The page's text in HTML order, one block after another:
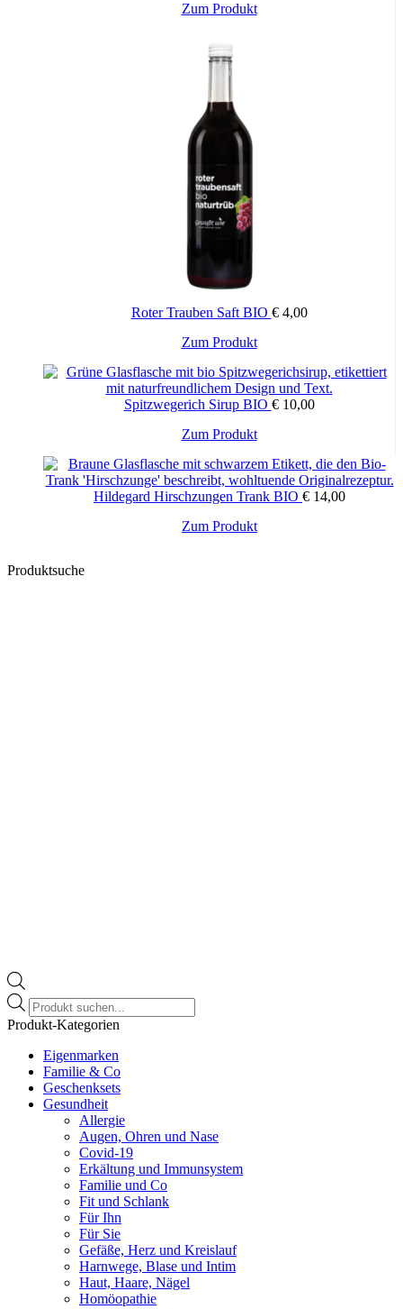
Zum Produkt
Roter Trauben Saft BIO €4,00
Zum Produkt
Spitzwegerich Sirup BIO €10,00
Zum Produkt
Hildegard Hirschzungen Trank BIO € 14,00
Zum Produkt
Produktsuche
Products
search
Produkt-Kategorien
Eigenmarken
Familie & Co
Geschenksets
Gesundheit
Allergie
Augen, Ohren und Nase
Covid-19
Erkältung und Immunsystem
Familie und Co
Fit und Schlank
Für Ihn
Für Sie
Gefäße, Herz und Kreislauf
Harnwege, Blase und Intim
Haut, Haare, Nägel
Homöopathie